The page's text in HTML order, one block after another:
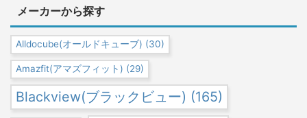
メーカーから探す
Alldocube(オールドキューブ) (30)
Amazfit(アマズフィット) (29)
Blackview(ブラックビュー) (165)